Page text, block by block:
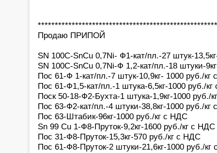
Продаю ПРИПОЙ
SN 100C-SnCu 0,7Ni- Ф1-кат/пл.-27 штук-
SN 100C-SnCu 0,7Ni-Ф 1,2-кат/пл.-18 штуки-
Пос 61-Ф 1-кат/пл.-7 штук-10,9кг- 1000 руб./кг
Пос 61-Ф1,5-кат/пл.-1 штука-6,5кг-1000 руб./
Поск 50-18-Ф2-Бухта-1 штука-1,9кг-1000 руб./
Пос 63-Ф2-кат/пл.-4 штуки-38,8кг-1000 руб./кг
Пос 63-Штабик-96кг-1000 руб./кг с НДС
Sn 99 Cu 1-Ф8-Пруток-9,2кг-1600 руб./кг с НДС
Пос 31-Ф8-Пруток-15,3кг-570 руб./кг с НДС
Пос 61-Ф8-Пруток-2 штуки-21,6кг-1000 руб./